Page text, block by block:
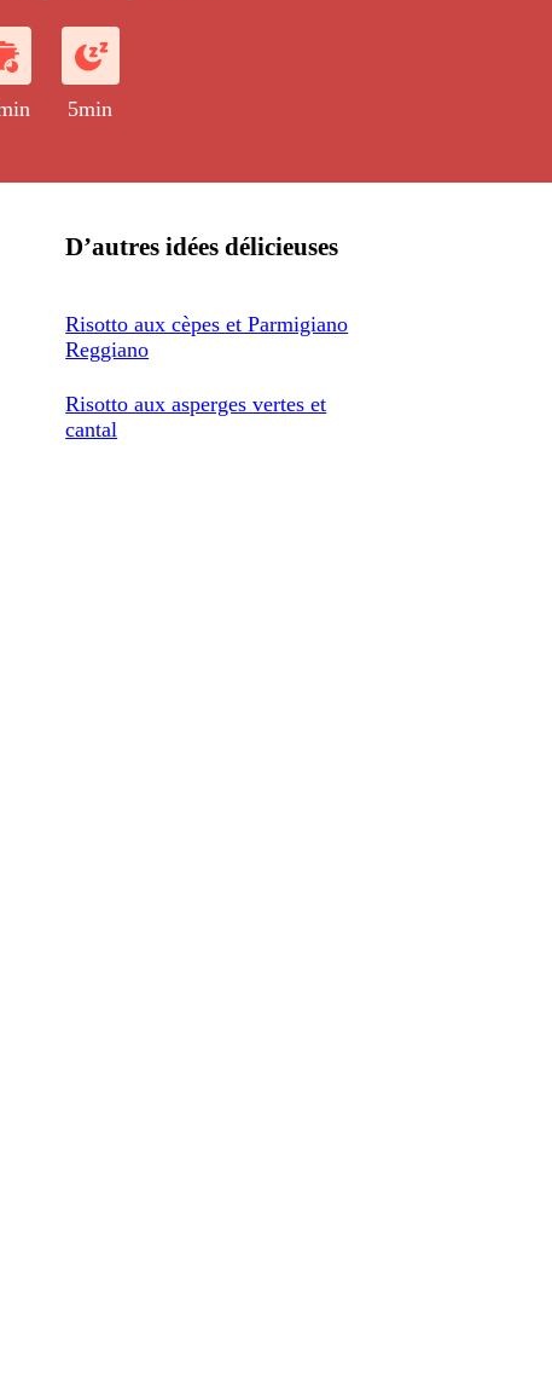
5min
D’autres idées délicieuses
Risotto aux cèpes et Parmigiano
Reggiano
Risotto aux asperges vertes et
cantal